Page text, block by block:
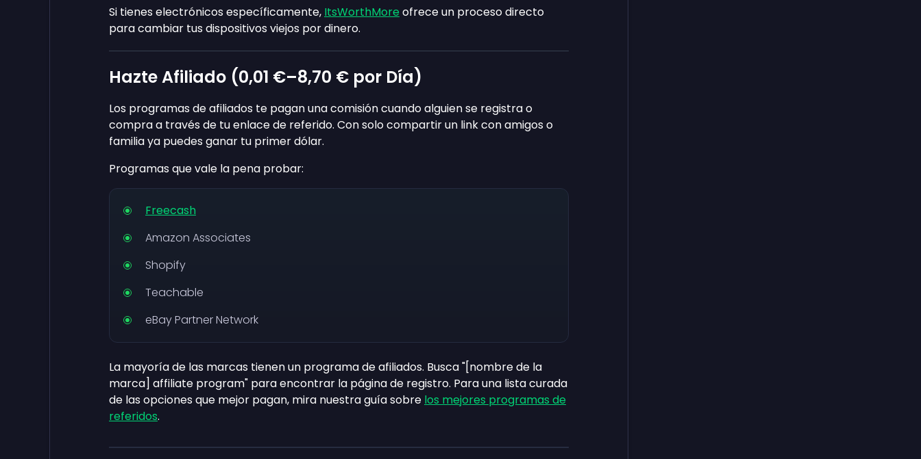
Si tienes electrónicos específicamente, ItsWorthMore ofrece un proceso directo
para cambiar tus dispositivos viejos por dinero.
Hazte Afiliado (0,01 €–8,70 € por Día)
Los programas de afiliados te pagan una comisión cuando alguien se registra o
compra a través de tu enlace de referido. Con solo compartir un link con amigos o
familia ya puedes ganar tu primer dólar.
Programas que vale la pena probar:
Freecash
Amazon Associates
Shopify
Teachable
eBay Partner Network
La mayoría de las marcas tienen un programa de afiliados. Busca "[nombre de la
marca] affiliate program" para encontrar la página de registro. Para una lista curada
de las opciones que mejor pagan, mira nuestra guía sobre los mejores programas de
referidos.